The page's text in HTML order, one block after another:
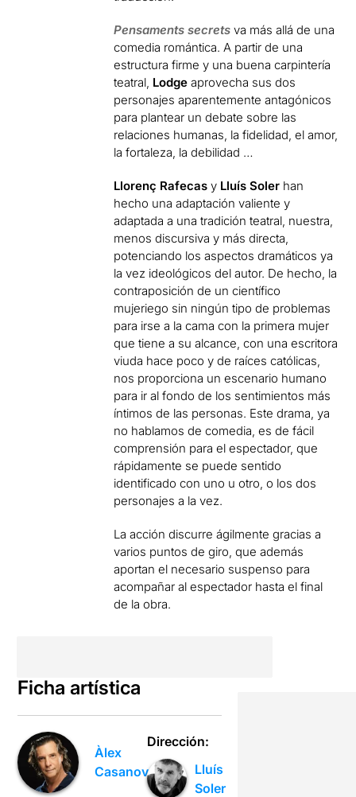
Pensaments secrets va más allá de una
comedia romántica. A partir de una
estructura firme y una buena carpintería
teatral, Lodge aprovecha sus dos
personajes aparentemente antagónicos
para plantear un debate sobre las
relaciones humanas, la fidelidad, el amor,
la fortaleza, la debilidad …
Llorenç Rafecas y Lluís Soler han
hecho una adaptación valiente y
adaptada a una tradición teatral, nuestra,
menos discursiva y más directa,
potenciando los aspectos dramáticos ya
la vez ideológicos del autor. De hecho, la
contraposición de un científico
mujeriego sin ningún tipo de problemas
para irse a la cama con la primera mujer
que tiene a su alcance, con una escritora
viuda hace poco y de raíces católicas,
nos proporciona un escenario humano
para ir al fondo de los sentimientos más
íntimos de las personas. Este drama, ya
no hablamos de comedia, es de fácil
comprensión para el espectador, que
rápidamente se puede sentido
identificado con uno u otro, o los dos
personajes a la vez.
La acción discurre ágilmente gracias a
varios puntos de giro, que además
aportan el necesario suspenso para
acompañar al espectador hasta el final
de la obra.
Ficha artística
Àlex
Casanovas
Dirección:
Lluís
Soler